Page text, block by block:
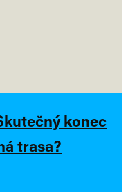
konec
trasa?